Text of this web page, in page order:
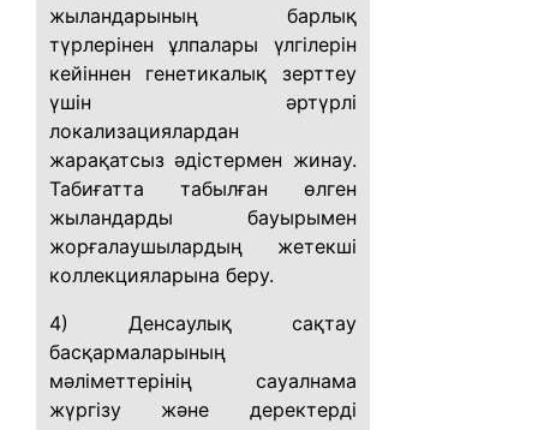
жыландарының барлық
түрлерінен ұлпалары үлгілерін
кейіннен генетикалық зерттеу
үшін әртүрлі
локализациялардан
жарақатсыз әдістермен жинау.
Табиғатта табылған өлген
жыландарды бауырымен
жорғалаушылардың жетекші
коллекцияларына беру.
4) Денсаулық сақтау
басқармаларының
мәліметтерінің сауалнама
жүргізу және деректерді